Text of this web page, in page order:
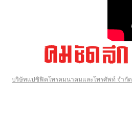
บริษัทแปซิฟิคโทรคมนาคมและโทรศัพท์ จำกัด